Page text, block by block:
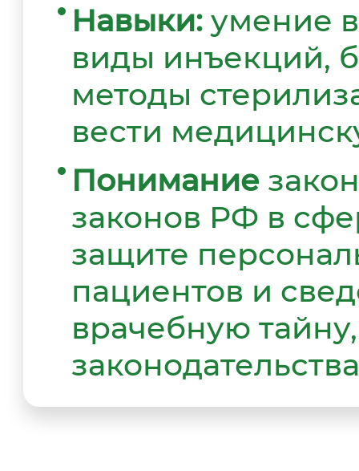
Навыки: умение
виды инъекций,
методы
вести
Понимание
законов РФ в
защите
пациентов и
врачебную